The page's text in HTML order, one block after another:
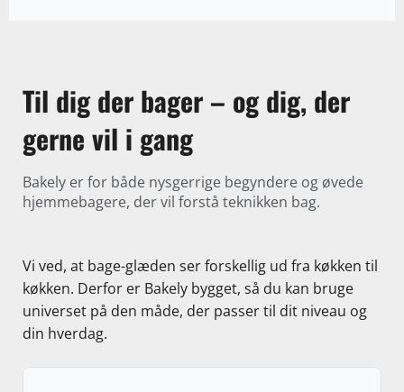
Til dig der bager – og dig, der
gerne vil i gang
Bakely er for både nysgerrige begyndere og øvede
hjemmebagere, der vil forstå teknikken bag.
Vi ved, at bage-glæden ser forskellig ud fra køkken til
køkken. Derfor er Bakely bygget, så du kan bruge
universet på den måde, der passer til dit niveau og
din hverdag.